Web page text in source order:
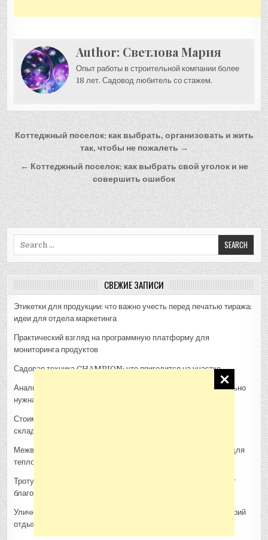
Author: Светлова Мария
Опыт работы в строительной компании более
18 лет. Садовод любитель со стажем.
Навигация
по
записям
Коттеджный поселок: как выбрать, организовать и жить
так, чтобы не пожалеть →
← Коттеджный поселок: как выбрать свой уголок и не
совершить ошибок
СВЕЖИЕ ЗАПИСИ
Этикетки для продукции: что важно учесть перед печатью тиража:
идеи для отдела маркетинга
Практический взгляд на программную платформу для
мониторинга продуктов
Садовая техника CHAMPION: что пригодится на участке
Анализ воды для участка и дома: когда проверка действительно
нужна
Стоимость архитектурной 3D-визуализации: из чего
складывается смета проекта
Межвенцовый утеплитель Политерм: как выбрать материал для
теплого деревянного дома
Тротуарная плитка, шпалы и утяжелители: как ЖБИ помогают
благоустроить участок
Уличная кухня в саду: как выбрать место, материалы и сценарий
отдыха